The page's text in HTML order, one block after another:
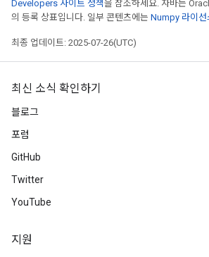
Developers 사이트 정책을 참조하세요. 자바는
의 등록 상표입니다. 일부 콘텐츠에는 Numpy 라이선
최종 업데이트: 2025-07-26(UTC)
최신 소식 확인하기
블로그
포럼
GitHub
Twitter
YouTube
지원